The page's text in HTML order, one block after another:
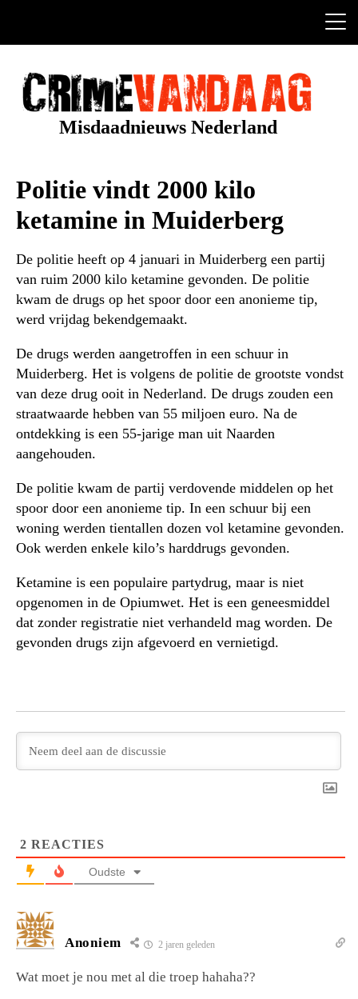
de
Misdaadnieuws Nederland
Politie vindt 2000 kilo
ketamine in Muiderberg
De politie heeft op 4 januari in Muiderberg een partij
van ruim 2000 kilo ketamine gevonden. De politie
kwam de drugs op het spoor door een anonieme tip,
werd vrijdag bekendgemaakt.
De drugs werden aangetroffen in een schuur in
Muiderberg. Het is volgens de politie de grootste vondst
van deze drug ooit in Nederland. De drugs zouden een
straatwaarde hebben van 55 miljoen euro. Na de
ontdekking is een 55-jarige man uit Naarden
aangehouden.
De politie kwam de partij verdovende middelen op het
spoor door een anonieme tip. In een schuur bij een
woning werden tientallen dozen vol ketamine gevonden.
Ook werden enkele kilo’s harddrugs gevonden.
Ketamine is een populaire partydrug, maar is niet
opgenomen in de Opiumwet. Het is een geneesmiddel
dat zonder registratie niet verhandeld mag worden. De
gevonden drugs zijn afgevoerd en vernietigd.
2 REACTIES
Oudste
Anoniem 2 jaren geleden
Wat moet je nou met al die troep hahaha??